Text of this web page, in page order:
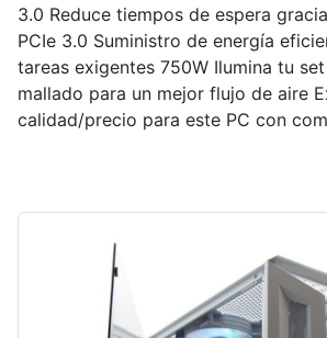
3.0 Reduce tiempos de espera
PCIe 3.0 Suministro de energía
tareas exigentes 750W Ilumina tu
mallado para un mejor flujo de aire
calidad/precio para este PC con